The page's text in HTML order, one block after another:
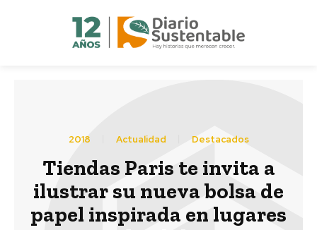
2018 Actualidad Destacados
Tiendas Paris te invita a
ilustrar su nueva bolsa de
papel inspirada en lugares